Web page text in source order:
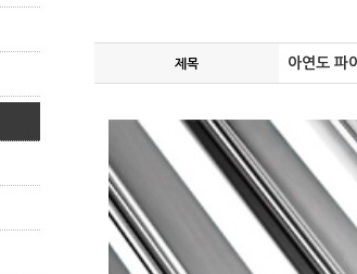
제목 아연도 파